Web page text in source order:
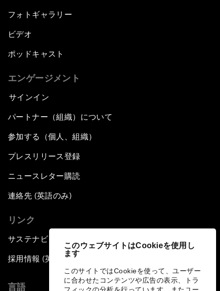
このウェブサイトはCookieを使用し
ます
このサイトではCookieを使って、ユーザー
に合わせたコンテンツや広告の表示、トラ
フォトギャラリー
ビデオ
ポッドキャスト
エンゲージメント
サインイン
パートナー（組織）について
参加する（個人、組織）
プレスリリース登録
ニュースレター購読
連絡先 (英語のみ)
リンク
サステナビリティへの取り組み
採用情報 (英語のみ)
言語